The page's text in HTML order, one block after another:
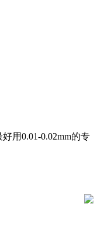
用0.01-0.02mm的专